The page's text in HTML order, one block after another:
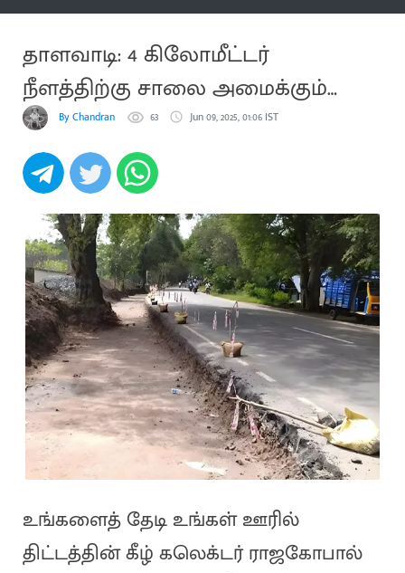
தாளவாடி: 4 கிலோமீட்டர்
நீளத்திற்கு சாலை அமைக்கும்
பணிBy Chandran 63 Jun 09, 2025, 01:06 IST
உங்களைத் தேடி உங்கள் ஊரில்
திட்டத்தின் கீழ் கலெக்டர் ராஜகோபால்